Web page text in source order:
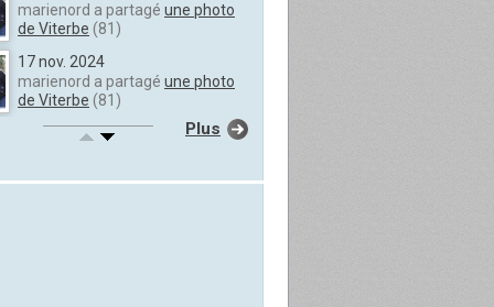
marienord a partagé une photo
de Viterbe (81)
17 nov. 2024
marienord a partagé une photo
de Viterbe (81)
17 nov. 2024
Plus